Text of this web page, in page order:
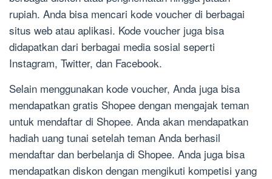
rupiah. Anda bisa mencari kode voucher di berbagai
situs web atau aplikasi. Kode voucher juga bisa
didapatkan dari berbagai media sosial seperti
Instagram, Twitter, dan Facebook.
Selain menggunakan kode voucher, Anda juga bisa
mendapatkan gratis Shopee dengan mengajak teman
untuk mendaftar di Shopee. Anda akan mendapatkan
hadiah uang tunai setelah teman Anda berhasil
mendaftar dan berbelanja di Shopee. Anda juga bisa
mendapatkan diskon dengan mengikuti kompetisi yang